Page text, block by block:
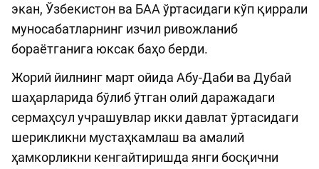
экан, Ўзбекистон ва БАА ўртасидаги кўп қиррали
муносабатларнинг изчил ривожланиб
бораётганига юксак баҳо берди.
Жорий йилнинг март ойида Абу-Даби ва Дубай
шаҳарларида бўлиб ўтган олий даражадаги
сермаҳсул учрашувлар икки давлат ўртасидаги
шерикликни мустаҳкамлаш ва амалий
ҳамкорликни кенгайтиришда янги босқични